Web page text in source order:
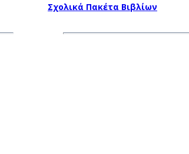
Σχολικά Πακέτα Βιβλίων